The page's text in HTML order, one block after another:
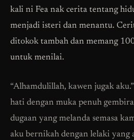
kali ni Fea nak cerita tentang
menjadi isteri dan menantu.
ditokok tambah dan memang
untuk menilai.
“Alhamdulillah, kawen jugak
hati dengan muka penuh
dugaan yang melanda semasa
aku bernikah dengan lelaki yang